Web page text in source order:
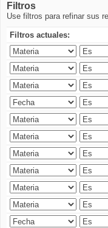
Filtros
Use filtros para refinar sus
Filtros actuales: